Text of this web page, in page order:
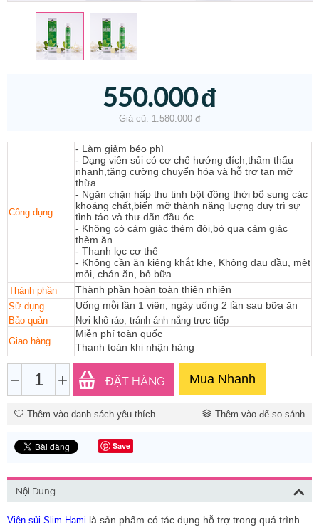
550.000đ
Giá cũ: 1.580.000 đ
Công dụng
- Làm giảm béo phì
- Dạng viên sủi có cơ chế hướng đích,thẩm thấu
nhanh,tăng cường chuyển hóa và hỗ trợ tan mỡ
thừa
- Ngăn chặn hấp thu tinh bột đồng thời bổ sung các
khoáng chất,biến mỡ thành năng lượng duy trì sự
tỉnh táo và thư dãn đầu óc.
- Không có cảm giác thèm đói,bỏ qua cảm giác
thèm ăn.
- Thanh lọc cơ thể
- Không cần ăn kiêng khắt khe, Không đau đầu, mệt
mỏi, chán ăn, bỏ bữa
Thành phần Thành phần hoàn toàn thiên nhiên
Sử dụng Uống mỗi lần 1 viên, ngày uống 2 lần sau bữa ăn
Bảo quản
Nơi khô ráo, tránh ánh nắng trực tiếp
Giao hàng
Miễn phí toàn quốc
Thanh toán khi nhận hàng
− + ĐẶT HÀNG Mua Nhanh
Thêm vào danh sách yêu thích Thêm vào để so sánh
Save
Nội Dung
Viên sủi Slim Hami là sản phẩm có tác dụng hỗ trợ trong quá trình